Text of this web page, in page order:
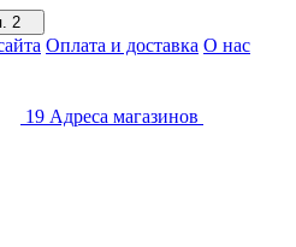
2
Оплата и доставка О нас
19 Адреса магазинов